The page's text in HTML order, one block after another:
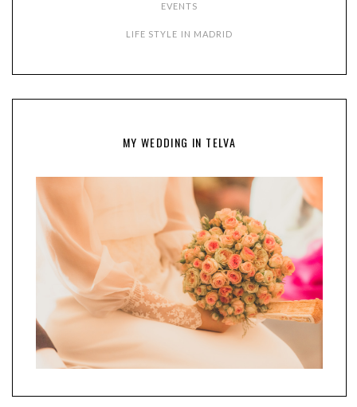
EVENTS
LIFE STYLE IN MADRID
MY WEDDING IN TELVA